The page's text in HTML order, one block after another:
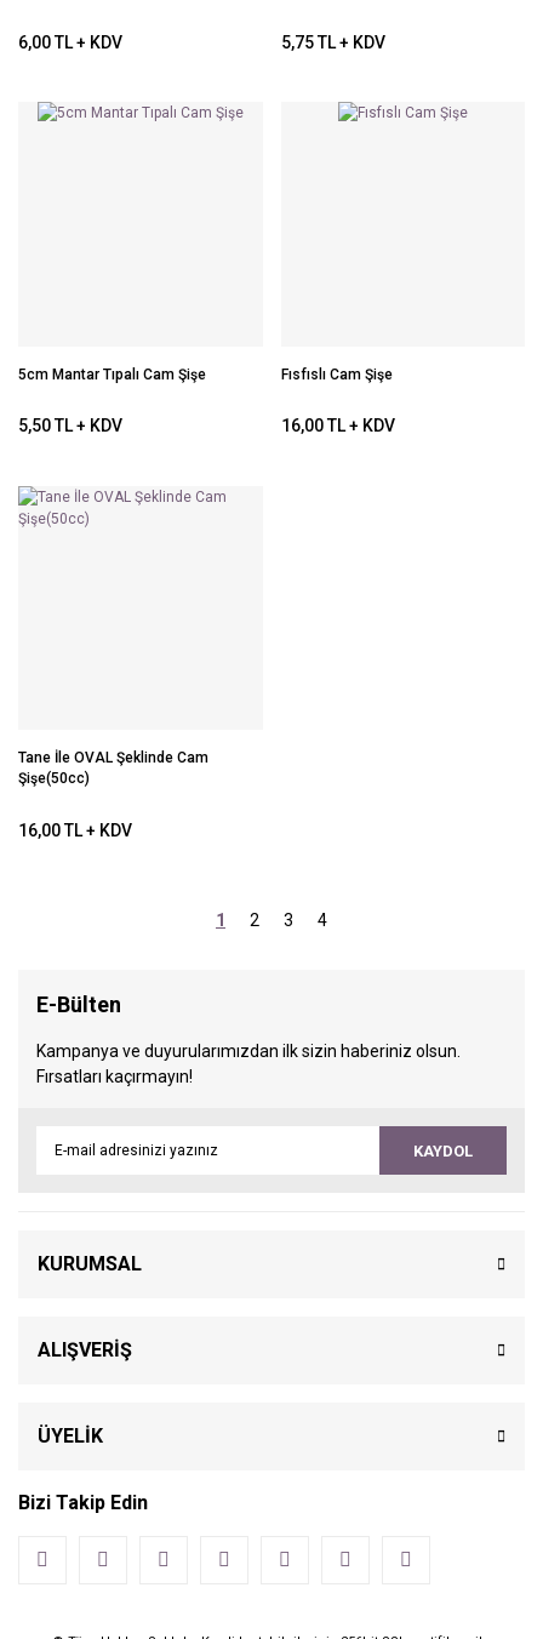
6,00 TL + KDV 5,75 TL + KDV
5cm Mantar Tıpalı Cam Şişe
5,50 TL + KDV
Fısfıslı Cam Şişe
16,00 TL + KDV
Tane İle OVAL Şeklinde Cam
Şişe(50cc)
16,00 TL + KDV
1 2 3 4
E-Bülten
Kampanya ve duyurularımızdan ilk sizin haberiniz olsun.
Fırsatları kaçırmayın!
KAYDOL
KURUMSAL
ALIŞVERİŞ
ÜYELİK
Bizi Takip Edin